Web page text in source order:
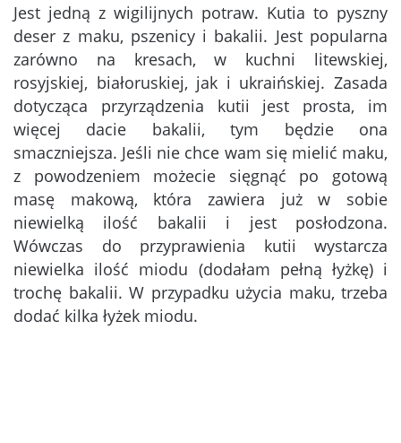
Jest jedną z wigilijnych potraw. Kutia to pyszny
deser z maku, pszenicy i bakalii. Jest popularna
zarówno na kresach, w kuchni litewskiej,
rosyjskiej, białoruskiej, jak i ukraińskiej. Zasada
dotycząca przyrządzenia kutii jest prosta, im
więcej dacie bakalii, tym będzie ona
smaczniejsza. Jeśli nie chce wam się mielić maku,
z powodzeniem możecie sięgnąć po gotową
masę makową, która zawiera już w sobie
niewielką ilość bakalii i jest posłodzona.
Wówczas do przyprawienia kutii wystarcza
niewielka ilość miodu (dodałam pełną łyżkę) i
trochę bakalii. W przypadku użycia maku, trzeba
dodać kilka łyżek miodu.